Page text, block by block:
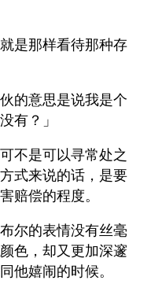
是那样看待那种存
的意思是说我是个
有？」
不是可以寻常处之
式来说的话，是要
赔偿的程度。
尔的表情没有丝毫
色，却又更加深邃
他嬉闹的时候。